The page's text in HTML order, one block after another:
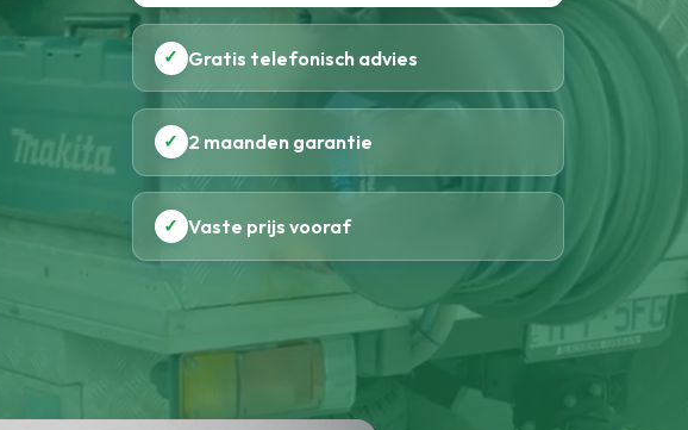
✓ Gratis telefonisch advies
✓ 2 maanden garantie
✓ Vaste prijs vooraf